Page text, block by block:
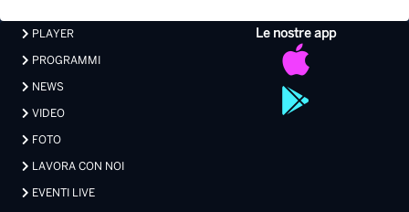
Le nostre app
PLAYER
PROGRAMMI
NEWS
VIDEO
FOTO
LAVORA CON NOI
EVENTI LIVE